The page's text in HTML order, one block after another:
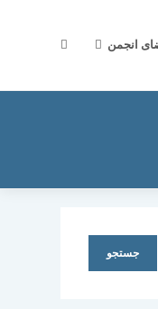
انجمن جستجوی
جستجو